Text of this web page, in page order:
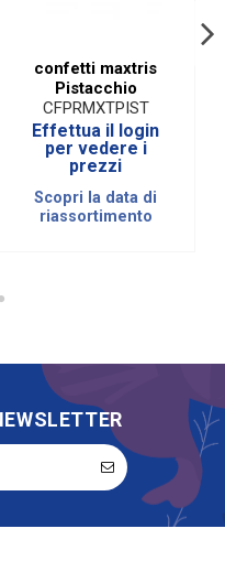
confetti maxtris
Pistacchio
CFPRMXTPIST
Effettua il login
per vedere i
prezzi
Scopri la data di
riassortimento